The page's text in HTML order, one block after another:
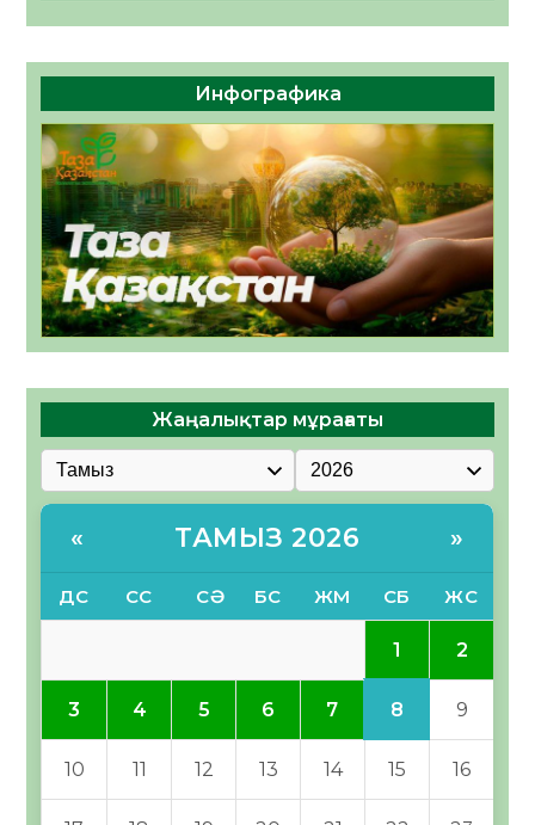
Инфографика
Жаңалықтар мұрағаты
« ТАМЫЗ 2026 »
ДС СС СӘ БС ЖМ СБ ЖС
1 2
3 4 5 6 7 8 9
10 11 12 13 14 15 16